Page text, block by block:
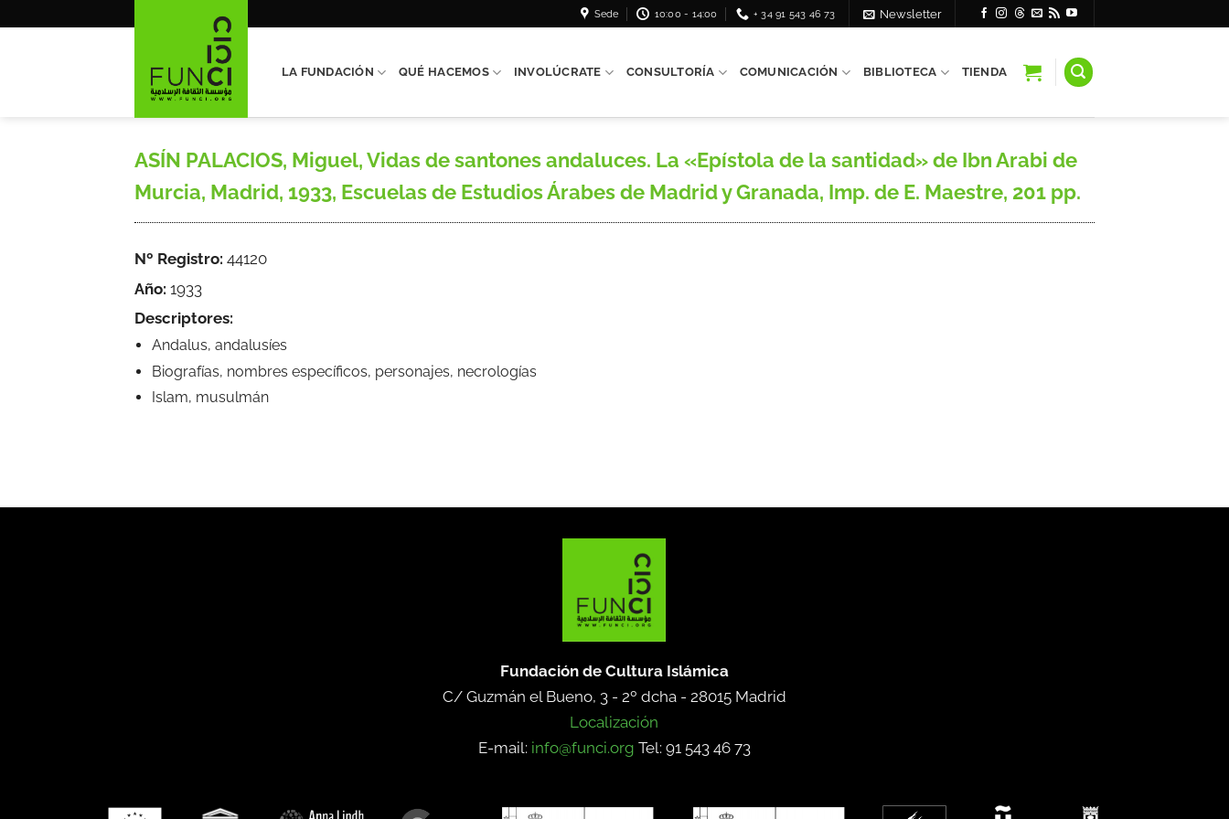
Sede 10:00 - 14:00 + 34 91 543 46 73 Newsletter
LA FUNDACIÓN QUÉ HACEMOS INVOLÚCRATE CONSULTORÍA COMUNICACIÓN BIBLIOTECA TIENDA
ASÍN PALACIOS, Miguel, Vidas de santones andaluces. La «Epístola de la santidad» de Ibn Arabi de
Murcia, Madrid, 1933, Escuelas de Estudios Árabes de Madrid y Granada, Imp. de E. Maestre, 201 pp.
Nº Registro: 44120
Año: 1933
Descriptores:
Andalus, andalusíes
Biografías, nombres específicos, personajes, necrologías
Islam, musulmán
Fundación de Cultura Islámica
C/ Guzmán el Bueno, 3 - 2º dcha - 28015 Madrid
Localización
E-mail: info@funci.org Tel: 91 543 46 73